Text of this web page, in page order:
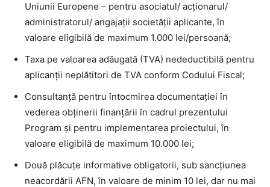
Uniunii Europene – pentru asociatul/ acționarul/
administratorul/ angajații societății aplicante, în
valoare eligibilă de maximum 1.000 lei/persoană;
Taxa pe valoarea adăugată (TVA) nedeductibilă pentru
aplicanții neplătitori de TVA conform Codului Fiscal;
Consultanță pentru întocmirea documentației în
vederea obținerii finanțării în cadrul prezentului
Program și pentru implementarea proiectului, în
valoare eligibilă de maximum 10.000 lei;
Două plăcuțe informative obligatorii, sub sancțiunea
neacordării AFN, în valoare de minim 10 lei, dar nu mai